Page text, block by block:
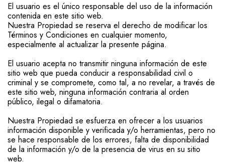
El usuario es el único responsable del uso de la información
contenida en este sitio web.
Nuestra Propiedad se reserva el derecho de modificar los
Términos y Condiciones en cualquier momento,
especialmente al actualizar la presente página.
El usuario acepta no transmitir ninguna información de este
sitio web que pueda conducir a responsabilidad civil o
criminal y se compromete, como tal, a no revelar, a través de
este sitio web, ninguna información contraria al orden
público, ilegal o difamatoria.
Nuestra Propiedad se esfuerza en ofrecer a los usuarios
información disponible y verificada y/o herramientas, pero no
se hace responsable de los errores, falta de disponibilidad
de la información y/o de la presencia de virus en su sitio
web.